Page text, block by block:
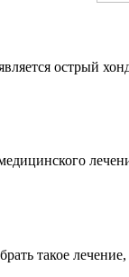
острый
такое